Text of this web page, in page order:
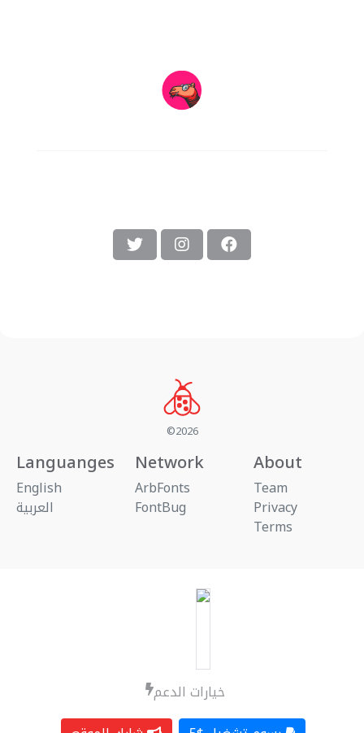
خيارات الدعم
©2026
Languanges
English
العربية
Network
ArbFonts
FontBug
About
Team
Privacy
Terms